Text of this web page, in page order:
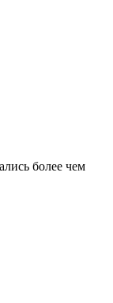
более чем